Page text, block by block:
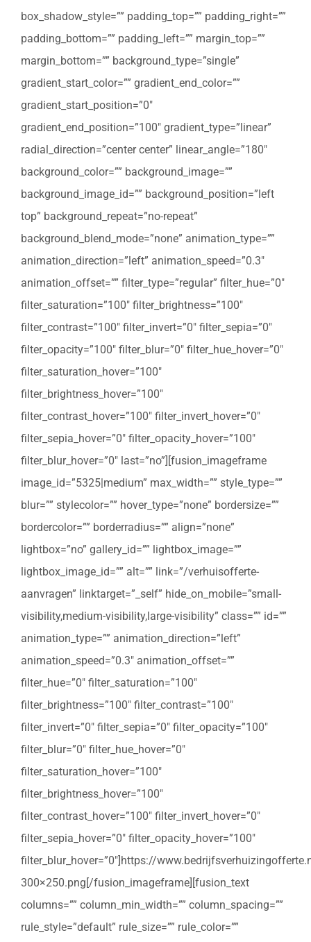
box_shadow_style=”” padding_top=”” padding_right=””
padding_bottom=”” padding_left=”” margin_top=””
margin_bottom=”” background_type=”single”
gradient_start_color=”” gradient_end_color=””
gradient_start_position=”0″
gradient_end_position=”100″ gradient_type=”linear”
radial_direction=”center center” linear_angle=”180″
background_color=”” background_image=””
background_image_id=”” background_position=”left
top” background_repeat=”no-repeat”
background_blend_mode=”none” animation_type=””
animation_direction=”left” animation_speed=”0.3″
animation_offset=”” filter_type=”regular” filter_hue=”0″
filter_saturation=”100″ filter_brightness=”100″
filter_contrast=”100″ filter_invert=”0″ filter_sepia=”0″
filter_opacity=”100″ filter_blur=”0″ filter_hue_hover=”0″
filter_saturation_hover=”100″
filter_brightness_hover=”100″
filter_contrast_hover=”100″ filter_invert_hover=”0″
filter_sepia_hover=”0″ filter_opacity_hover=”100″
filter_blur_hover=”0″ last=”no”][fusion_imageframe
image_id=”5325|medium” max_width=”” style_type=””
blur=”” stylecolor=”” hover_type=”none” bordersize=””
bordercolor=”” borderradius=”” align=”none”
lightbox=”no” gallery_id=”” lightbox_image=””
lightbox_image_id=”” alt=”” link=”/verhuisofferte-
aanvragen” linktarget=”_self” hide_on_mobile=”small-
visibility,medium-visibility,large-visibility” class=”” id=””
animation_type=”” animation_direction=”left”
animation_speed=”0.3″ animation_offset=””
filter_hue=”0″ filter_saturation=”100″
filter_brightness=”100″ filter_contrast=”100″
filter_invert=”0″ filter_sepia=”0″ filter_opacity=”100″
filter_blur=”0″ filter_hue_hover=”0″
filter_saturation_hover=”100″
filter_brightness_hover=”100″
filter_contrast_hover=”100″ filter_invert_hover=”0″
filter_sepia_hover=”0″ filter_opacity_hover=”100″
filter_blur_hover=”0″]https://
300×250.png[/fusion_imageframe][fusion_text
columns=”” column_min_width=”” column_spacing=””
rule_style=”default” rule_size=”” rule_color=””